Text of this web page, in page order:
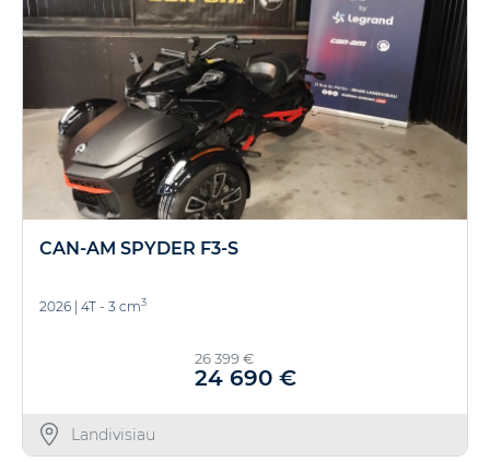
CAN-AM SPYDER F3-S
2026 4T - 3 cm3
26 399 €
24 690 €
Landivisiau